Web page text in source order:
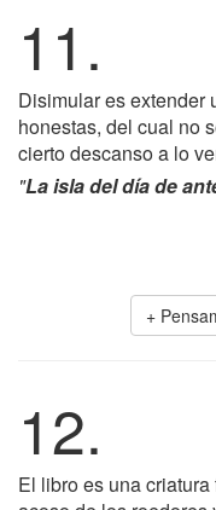
11.
Disimular es extender
honestas, del cual no
cierto descanso a lo
"La isla del día de
+
12.
El libro es una